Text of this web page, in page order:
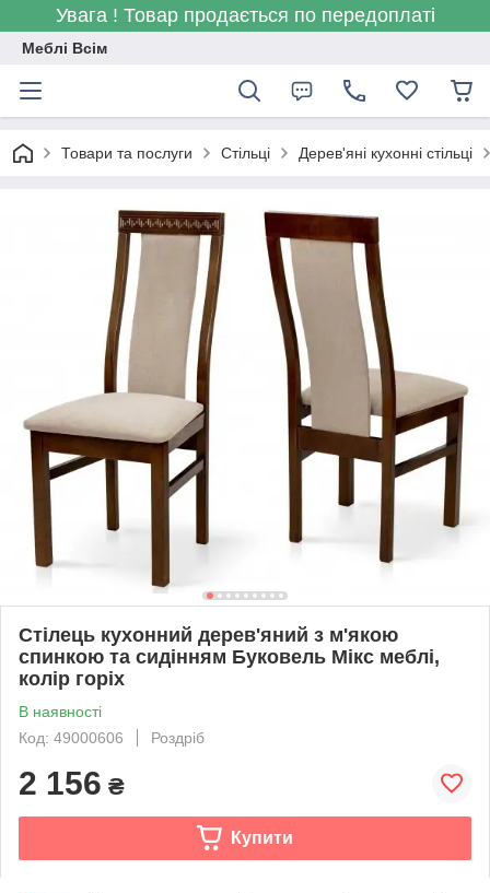
Увага ! Товар продається по передоплаті
Меблі Всім
Товари та послуги Стільці Дерев'яні кухонні стільці
Стілець кухонний дерев'яний з м'якою
спинкою та сидінням Буковель Мікс меблі,
колір горіх
В наявності
Код: 49000606
Роздріб
2 156 ₴
Купити